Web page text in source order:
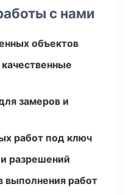
с нами
объектов
замеров и
работ под ключ
разрешений
выполнения работ